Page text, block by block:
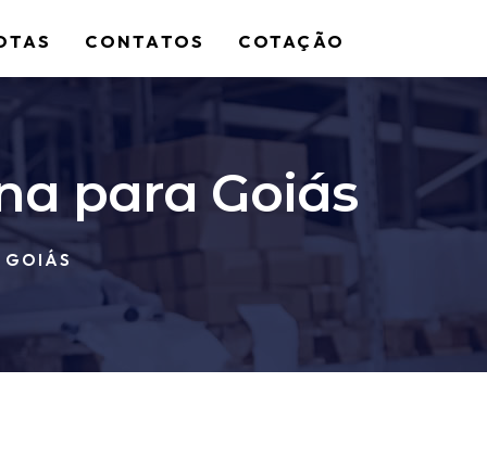
CONTATOS COTAÇÃO
para Goiás
GOIÁS